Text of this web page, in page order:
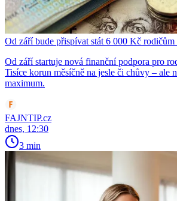
Od září bude přispívat stát 6 000 Kč
Od září startuje nová finanční podpora pro
Tisíce korun měsíčně na jesle či chůvy – ale
maximum.
FAJNTIP.cz
dnes, 12:30
3 min